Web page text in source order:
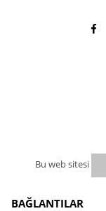
Bu web sitesi
BAĞLANTILAR